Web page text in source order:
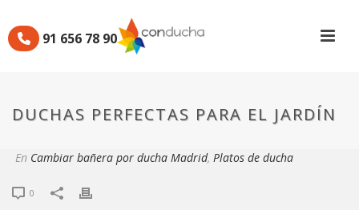
91 656 78 90
DUCHAS PERFECTAS PARA EL JARDÍN
EL JARDÍN
En Cambiar bañera por ducha Madrid, Platos de ducha
0